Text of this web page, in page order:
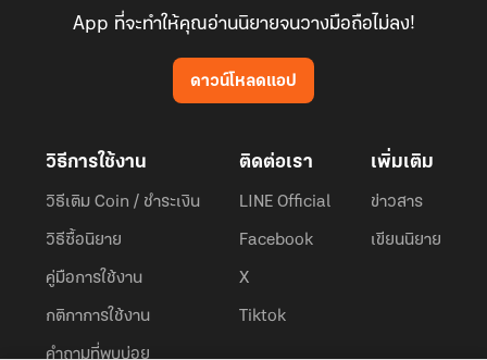
App ที่จะทำให้คุณอ่านนิยายจนวางมือถือไม่ลง!
ดาวน์โหลดแอป
วิธีการใช้งาน
วิธีเติม Coin / ชำระเงิน
วิธีซื้อนิยาย
คู่มือการใช้งาน
กติกาการใช้งาน
คำถามที่พบบ่อย
ติดต่อเรา
LINE Official
Facebook
X
Tiktok
เพิ่มเติม
ข่าวสาร
เขียนนิยาย